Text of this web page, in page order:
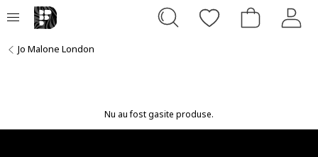
Jo Malone London
Nu au fost gasite produse.